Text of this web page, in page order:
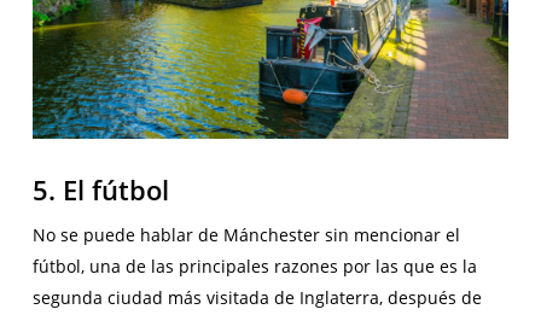
5. El fútbol
No se puede hablar de Mánchester sin mencionar el
fútbol, una de las principales razones por las que es la
segunda ciudad más visitada de Inglaterra, después de